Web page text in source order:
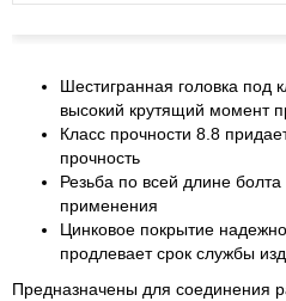
Шестигранная головка под
высокий крутящий момент
Класс прочности 8.8
прочность
Резьба по всей длине
применения
Цинковое покрытие
продлевает срок службы
Предназначены для соединения